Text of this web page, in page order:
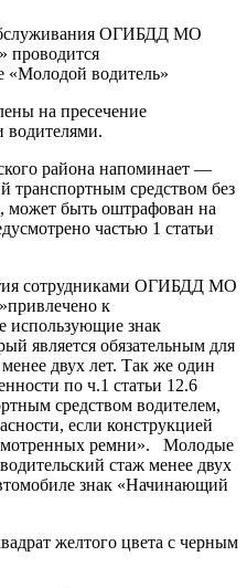
ОГИБДД МО
проводится
«Молодой водитель»
на пресечение
района напоминает —
транспортным средством без
может быть оштрафован на
частью 1 статьи
сотрудниками ОГИБДД МО
к
использующие знак
является обязательным для
двух лет. Так же один
по ч.1 статьи 12.6
средством водителем,
если конструкцией
ремни». Молодые
стаж менее двух
знак «Начинающий
желтого цвета с черным